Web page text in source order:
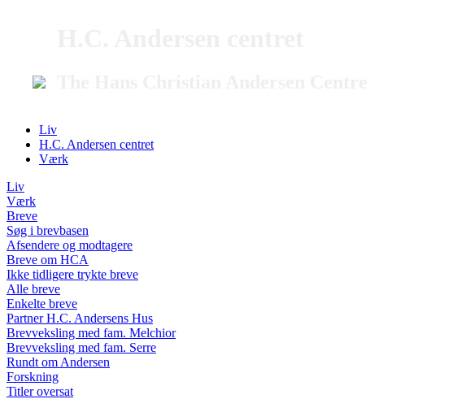
Liv
H.C. Andersen centret
Værk
Liv
Værk
Breve
Søg i brevbasen
Afsendere og modtagere
Breve om HCA
Ikke tidligere trykte breve
Alle breve
Enkelte breve
Partner H.C. Andersens Hus
Brevveksling med fam. Melchior
Brevveksling med fam. Serre
Rundt om Andersen
Forskning
Titler oversat